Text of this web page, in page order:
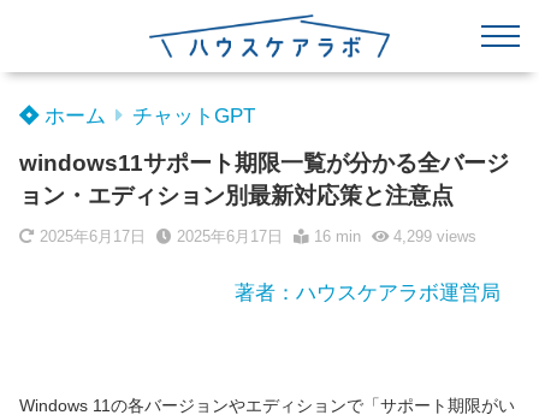
ホーム チャットGPT
windows11サポート期限一覧が分かる全バージ
ョン・エディション別最新対応策と注意点
2025年6月17日 2025年6月17日 16 min 4,299views
著者：ハウスケアラボ運営局
Windows 11の各バージョンやエディションで「サポート期限がい